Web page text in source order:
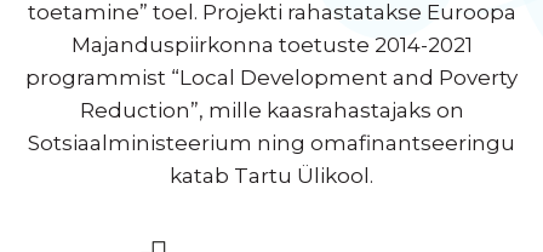
toetamine” toel. Projekti rahastatakse Euroopa
Majanduspiirkonna toetuste 2014-2021
programmist “Local Development and Poverty
Reduction”, mille kaasrahastajaks on
Sotsiaalministeerium ning omafinantseeringu
katab Tartu Ülikool.